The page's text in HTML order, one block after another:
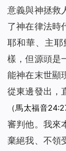
意義與神拯救
了神在律法時
耶和華、主
樣，但源頭是
能神在末世顯
從東邊發出，
（馬太福音
審判他。我來
棄絕我、不領